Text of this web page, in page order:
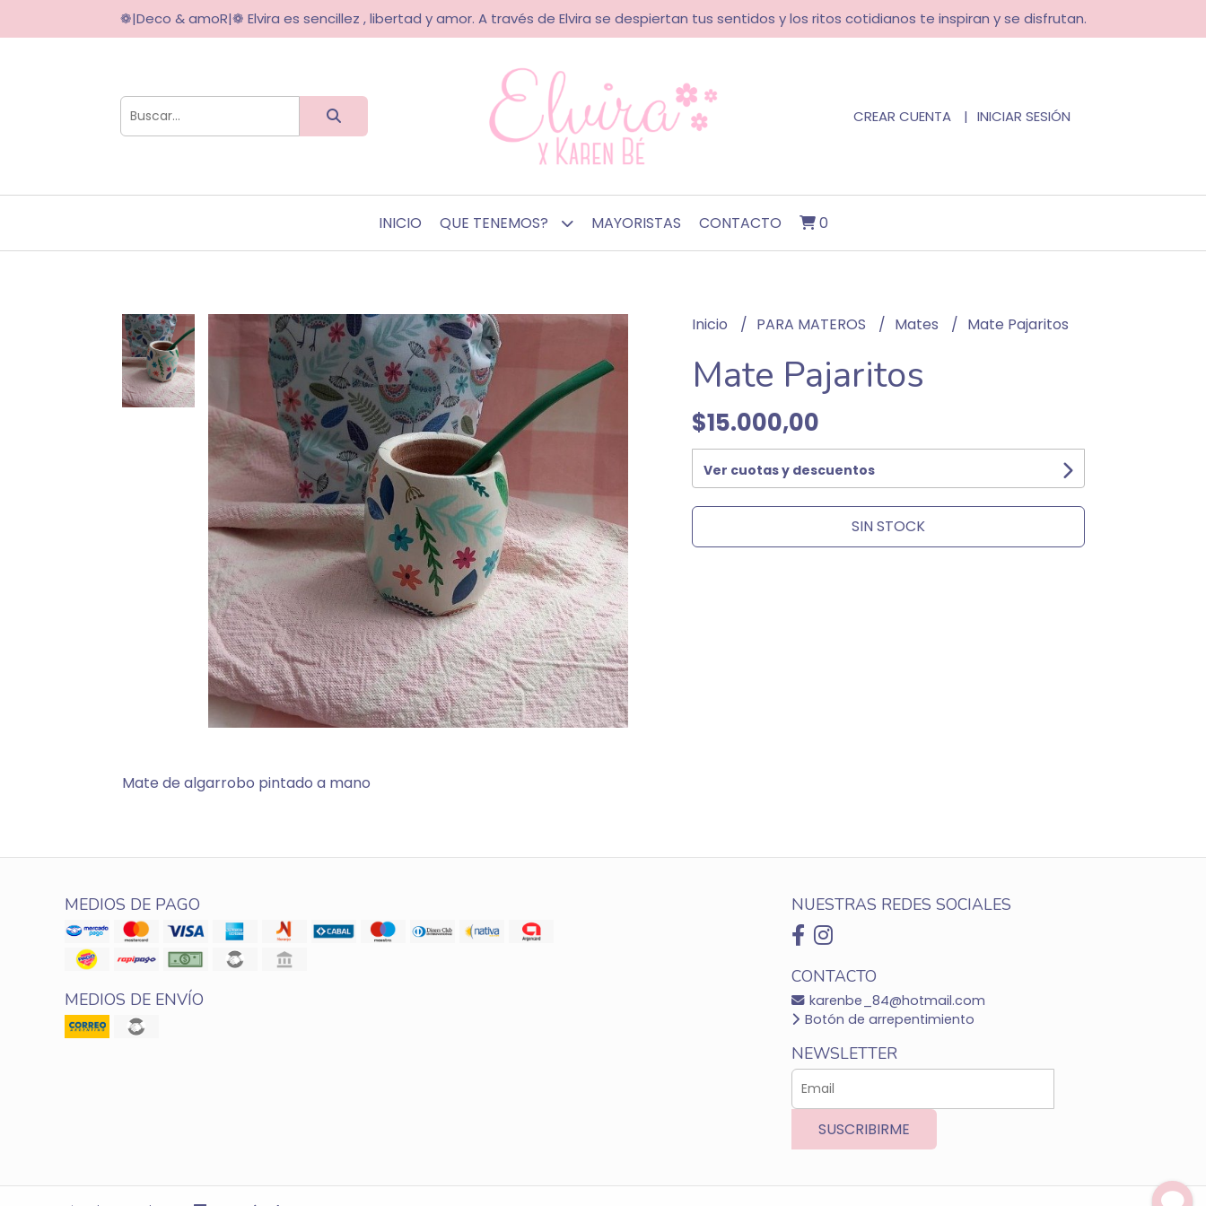
❁|Deco & amoR|❁ Elvira es sencillez , libertad y amor. A través de Elvira se despiertan tus sentidos y los ritos cotidianos te inspiran y se disfrutan.
CREAR CUENTA INICIAR SESIÓN
INICIO QUE TENEMOS? MAYORISTAS CONTACTO 0
Mate de algarrobo pintado a mano
Inicio PARA MATEROS Mates Mate Pajaritos
Mate Pajaritos
$15.000,00
Ver cuotas y descuentos
SIN STOCK
MEDIOS DE PAGO
MEDIOS DE ENVÍO
NUESTRAS REDES SOCIALES
CONTACTO
karenbe_84@hotmail.com
Botón de arrepentimiento
NEWSLETTER
SUSCRIBIRME